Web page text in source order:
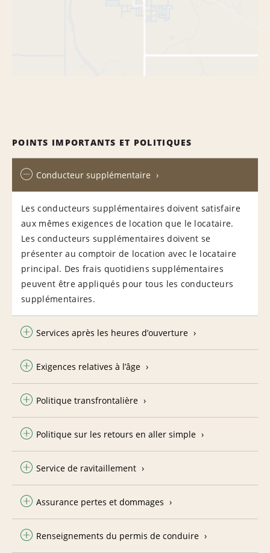
POINTS IMPORTANTS ET POLITIQUES
Conducteur supplémentaire
Les conducteurs supplémentaires doivent satisfaire
aux mêmes exigences de location que le locataire.
Les conducteurs supplémentaires doivent se
présenter au comptoir de location avec le locataire
principal. Des frais quotidiens supplémentaires
peuvent être appliqués pour tous les conducteurs
supplémentaires.
Services après les heures d’ouverture
Exigences relatives à l’âge
Politique transfrontalière
Politique sur les retours en aller simple
Service de ravitaillement
Assurance pertes et dommages
Renseignements du permis de conduire